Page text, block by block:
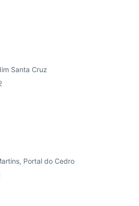
Santa Cruz
Portal do Cedro